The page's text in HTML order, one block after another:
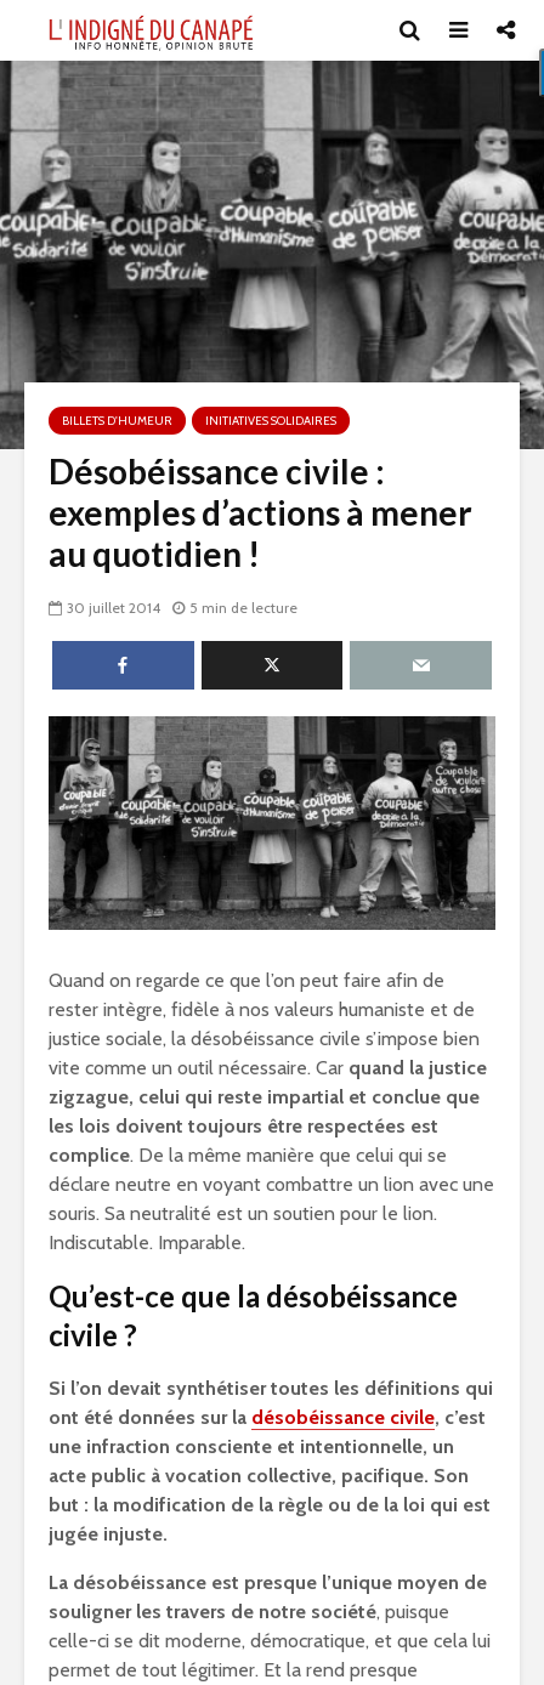
BILLETS D'HUMEUR INITIATIVES SOLIDAIRES
Désobéissance civile :
exemples d’actions à mener
au quotidien !
30 juillet 2014 5 min de lecture
Quand on regarde ce que l’on peut faire afin de
rester intègre, fidèle à nos valeurs humaniste et de
justice sociale, la désobéissance civile s’impose bien
vite comme un outil nécessaire. Car quand la justice
zigzague, celui qui reste impartial et conclue que
les lois doivent toujours être respectées est
complice. De la même manière que celui qui se
déclare neutre en voyant combattre un lion avec une
souris. Sa neutralité est un soutien pour le lion.
Indiscutable. Imparable.
Qu’est-ce que la désobéissance
civile ?
Si l’on devait synthétiser toutes les définitions qui
ont été données sur la désobéissance civile, c’est
une infraction consciente et intentionnelle, un
acte public à vocation collective, pacifique. Son
but : la modification de la règle ou de la loi qui est
jugée injuste.
La désobéissance est presque l’unique moyen de
souligner les travers de notre société, puisque
celle-ci se dit moderne, démocratique, et que cela lui
permet de tout légitimer. Et la rend presque